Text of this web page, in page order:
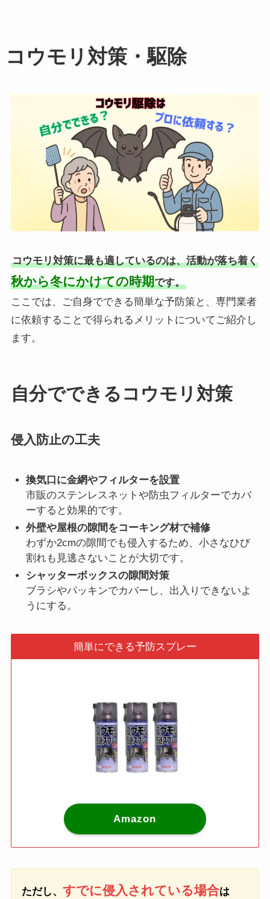
コウモリ対策・駆除
コウモリ対策に最も適しているのは、活動が落ち着く
秋から冬にかけての時期です。
ここでは、ご自身でできる簡単な予防策と、専門業者
に依頼することで得られるメリットについてご紹介し
ます。
自分でできるコウモリ対策
侵入防止の工夫
換気口に金網やフィルターを設置
市販のステンレスネットや防虫フィルターでカバ
ーすると効果的です。
外壁や屋根の隙間をコーキング材で補修
わずか2cmの隙間でも侵入するため、小さなひび
割れも見逃さないことが大切です。
シャッターボックスの隙間対策
ブラシやパッキンでカバーし、出入りできないよ
うにする。
簡単にできる予防スプレー
Amazon
ただし、 すでに侵入されている場合は